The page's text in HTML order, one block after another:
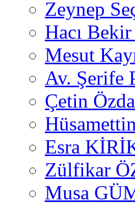
Zeynep
Hacı
Mesut
Av. Şerife
Çetin
Esra
Zülfikar
Musa